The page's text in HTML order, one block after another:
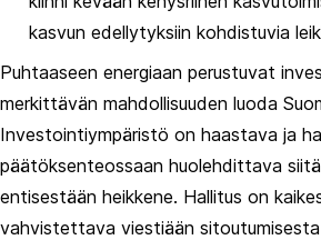
kasvun edellytyksiin kohdistuvia
Puhtaaseen energiaan perustuvat
merkittävän mahdollisuuden luoda
Investointiympäristö on haastava ja
päätöksenteossaan huolehdittava
entisestään heikkene. Hallitus on
vahvistettava viestiään